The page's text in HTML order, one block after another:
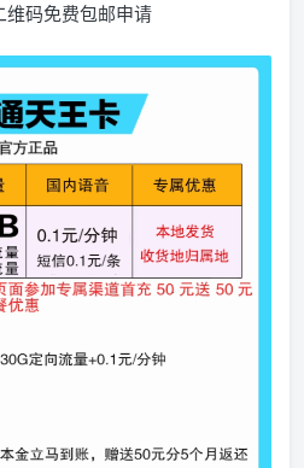
维码免费包邮申请